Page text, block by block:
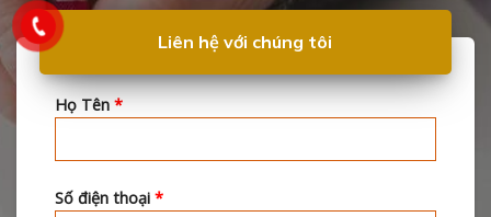
Liên hệ với chúng tôi
Họ Tên *
Số điện thoại *